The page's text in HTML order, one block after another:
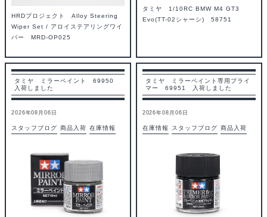
HRDプロジェクト Alloy Steering
Wiper Set / アロイステアリングワイ
パー MRD-OP025
タミヤ 1/10RC BMW M4 GT3
Evo(TT-02シャーシ) 58751
タミヤ ミラーペイント 69950
入荷しました
2026年08月06日
スタッフブログ 商品入荷 在庫情報
タミヤ ミラーペイント専用プライ
マー 69951 入荷しました
2026年08月06日
在庫情報 スタッフブログ 商品入荷